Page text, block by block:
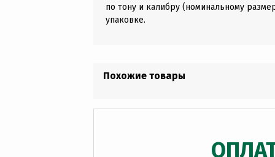
по тону и калибру (номинальному
упаковке.
Похожие товары